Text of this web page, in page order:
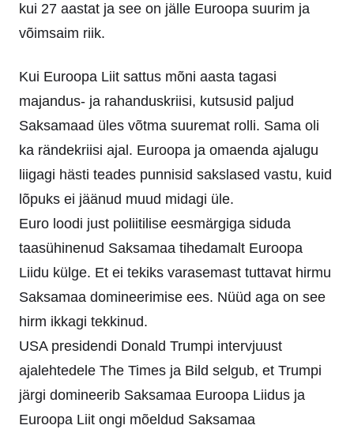
kui 27 aastat ja see on jälle Euroopa suurim ja
võimsaim riik.
Kui Euroopa Liit sattus mõni aasta tagasi
majandus- ja rahanduskriisi, kutsusid paljud
Saksamaad üles võtma suuremat rolli. Sama oli
ka rändekriisi ajal. Euroopa ja omaenda ajalugu
liigagi hästi teades punnisid sakslased vastu, kuid
lõpuks ei jäänud muud midagi üle.
Euro loodi just poliitilise eesmärgiga siduda
taasühinenud Saksamaa tihedamalt Euroopa
Liidu külge. Et ei tekiks varasemast tuttavat hirmu
Saksamaa domineerimise ees. Nüüd aga on see
hirm ikkagi tekkinud.
USA presidendi Donald Trumpi intervjuust
ajalehtedele The Times ja Bild selgub, et Trumpi
järgi domineerib Saksamaa Euroopa Liidus ja
Euroopa Liit ongi mõeldud Saksamaa